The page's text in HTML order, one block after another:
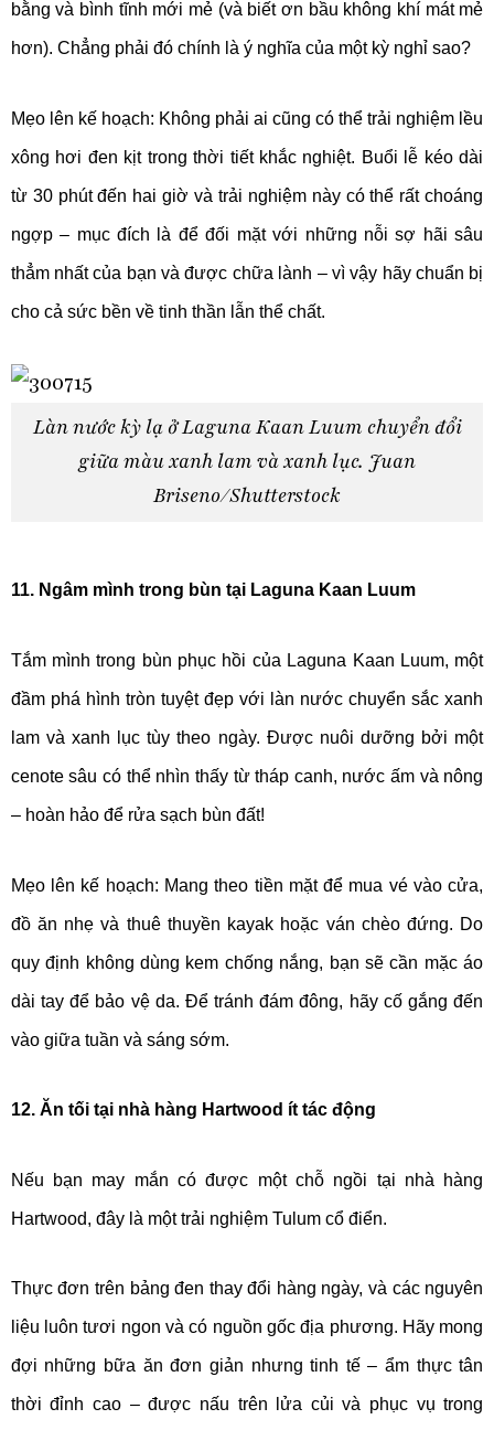
bằng và bình tĩnh mới mẻ (và biết ơn bầu không khí mát mẻ
hơn). Chẳng phải đó chính là ý nghĩa của một kỳ nghỉ sao?
Mẹo lên kế hoạch: Không phải ai cũng có thể trải nghiệm lều
xông hơi đen kịt trong thời tiết khắc nghiệt. Buổi lễ kéo dài
từ 30 phút đến hai giờ và trải nghiệm này có thể rất choáng
ngợp – mục đích là để đối mặt với những nỗi sợ hãi sâu
thẳm nhất của bạn và được chữa lành – vì vậy hãy chuẩn bị
cho cả sức bền về tinh thần lẫn thể chất.
Làn nước kỳ lạ ở Laguna Kaan Luum chuyển đổi
giữa màu xanh lam và xanh lục. Juan
Briseno/Shutterstock
11. Ngâm mình trong bùn tại Laguna Kaan Luum
Tắm mình trong bùn phục hồi của Laguna Kaan Luum, một
đầm phá hình tròn tuyệt đẹp với làn nước chuyển sắc xanh
lam và xanh lục tùy theo ngày. Được nuôi dưỡng bởi một
cenote sâu có thể nhìn thấy từ tháp canh, nước ấm và nông
– hoàn hảo để rửa sạch bùn đất!
Mẹo lên kế hoạch: Mang theo tiền mặt để mua vé vào cửa,
đồ ăn nhẹ và thuê thuyền kayak hoặc ván chèo đứng. Do
quy định không dùng kem chống nắng, bạn sẽ cần mặc áo
dài tay để bảo vệ da. Để tránh đám đông, hãy cố gắng đến
vào giữa tuần và sáng sớm.
12. Ăn tối tại nhà hàng Hartwood ít tác động
Nếu bạn may mắn có được một chỗ ngồi tại nhà hàng
Hartwood, đây là một trải nghiệm Tulum cổ điển.
Thực đơn trên bảng đen thay đổi hàng ngày, và các nguyên
liệu luôn tươi ngon và có nguồn gốc địa phương. Hãy mong
đợi những bữa ăn đơn giản nhưng tinh tế – ẩm thực tân
thời đỉnh cao – được nấu trên lửa củi và phục vụ trong